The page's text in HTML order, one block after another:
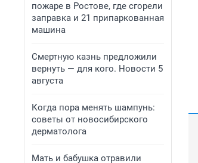
пожаре в Ростове, где сгорели
заправка и 21 припаркованная
машина
Смертную казнь предложили
вернуть — для кого. Новости 5
августа
Когда пора менять шампунь:
советы от новосибирского
дерматолога
Мать и бабушка отравили